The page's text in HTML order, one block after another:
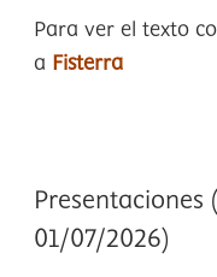
Para ver el texto
a Fisterra
Presentaciones
01/07/2026)